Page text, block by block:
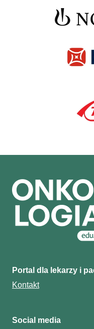
Portal dla lekarzy i
Kontakt
Social media